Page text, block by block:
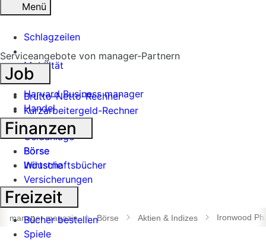
Menü
Schlagzeilen
Mobilität
Tech
Harvard Business manager
Handel
Banken
Geldanlage
Börse
Industrie
Suche
öffnen
manager magazin Börse Aktien & Indizes Ironwood
Serviceangebote von manager-Partnern
Job
Brutto-Netto-Rechner
Kurzarbeitergeld-Rechner
Finanzen
Börse
Wirtschaftsbücher
Versicherungen
Freizeit
Bücher bestellen
Spiele